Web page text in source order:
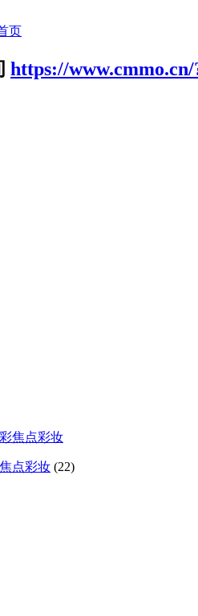
页
https://www.cmmo.cn/
点彩妆 (22)